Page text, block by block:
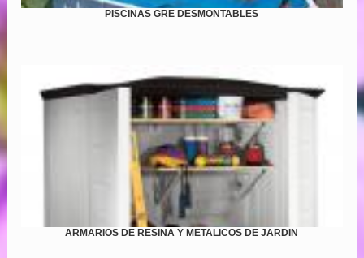
PISCINAS GRE DESMONTABLES
ARMARIOS DE RESINA Y METALICOS DE JARDIN